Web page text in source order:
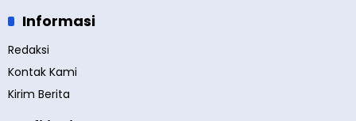
Informasi
Redaksi
Kontak Kami
Kirim Berita